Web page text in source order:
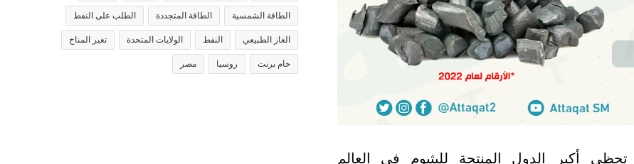
تحظى أكبر الدول المنتجة لليثيوم في العالم
الطاقة الشمسية الطاقة المتجددة الطلب على النفط
الغاز الطبيعي النفط الولايات المتحدة تغير المناخ
خام برنت روسيا مصر